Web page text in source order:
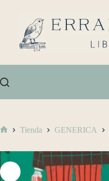
Tienda GENERICA